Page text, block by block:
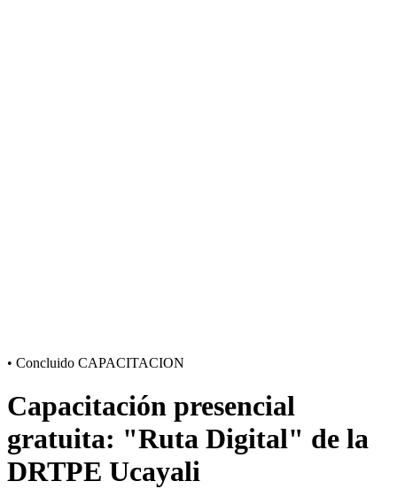
• Concluido CAPACITACION
Capacitación presencial
gratuita: "Ruta Digital" de la
DRTPE Ucayali